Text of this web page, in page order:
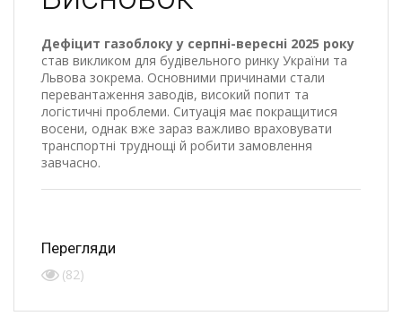
Дефіцит газоблоку у серпні-вересні 2025 року
став викликом для будівельного ринку України та
Львова зокрема. Основними причинами стали
перевантаження заводів, високий попит та
логістичні проблеми. Ситуація має покращитися
восени, однак вже зараз важливо враховувати
транспортні труднощі й робити замовлення
завчасно.
Перегляди
(82)